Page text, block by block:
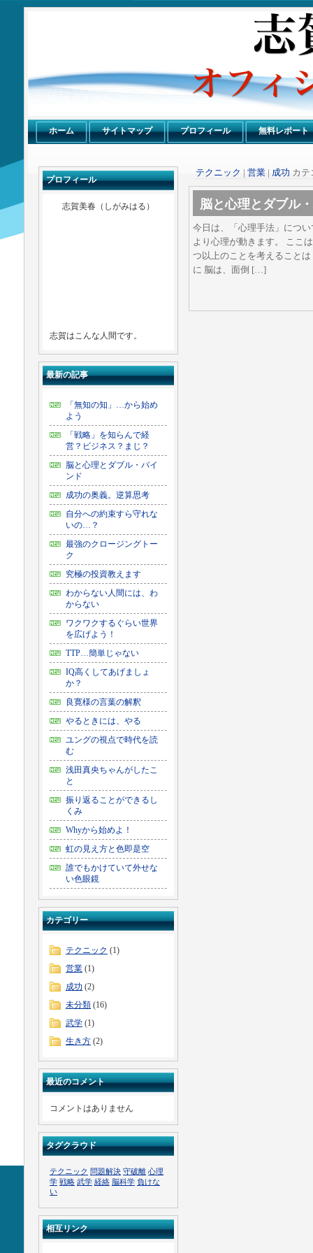
ホーム サイトマップ プロフィール 無料レポート
テクニック | 営業 | 成功 カ
脳と心理とダブル
今日は、「心理手法」につ
より心理が動きます。 ここ
つ以上のことを考えること
に 脳は、面倒 […]
プロフィール
志賀美春（しがみはる）
志賀はこんな人間です。
最新の記事
「無知の知」…から始め
よう
「戦略」を知らんで経
営？ビジネス？まじ？
脳と心理とダブル・バイ
ンド
成功の奥義。逆算思考
自分への約束すら守れな
いの…？
最強のクロージングトー
ク
究極の投資教えます
わからない人間には、わ
からない
ワクワクするぐらい世界
を広げよう！
TTP…簡単じゃない
IQ高くしてあげましょ
か？
良寛様の言葉の解釈
やるときには、やる
ユングの視点で時代を読
む
浅田真央ちゃんがしたこ
と
振り返ることができるし
くみ
Whyから始めよ！
虹の見え方と色即是空
誰でもかけていて外せな
い色眼鏡
カテゴリー
テクニック (1)
営業 (1)
成功 (2)
未分類 (16)
武学 (1)
生き方 (2)
最近のコメント
コメントはありません
タグクラウド
テクニック 問題解決 守破離 心理
学 戦略 武学 経絡 脳科学 負けな
い
相互リンク